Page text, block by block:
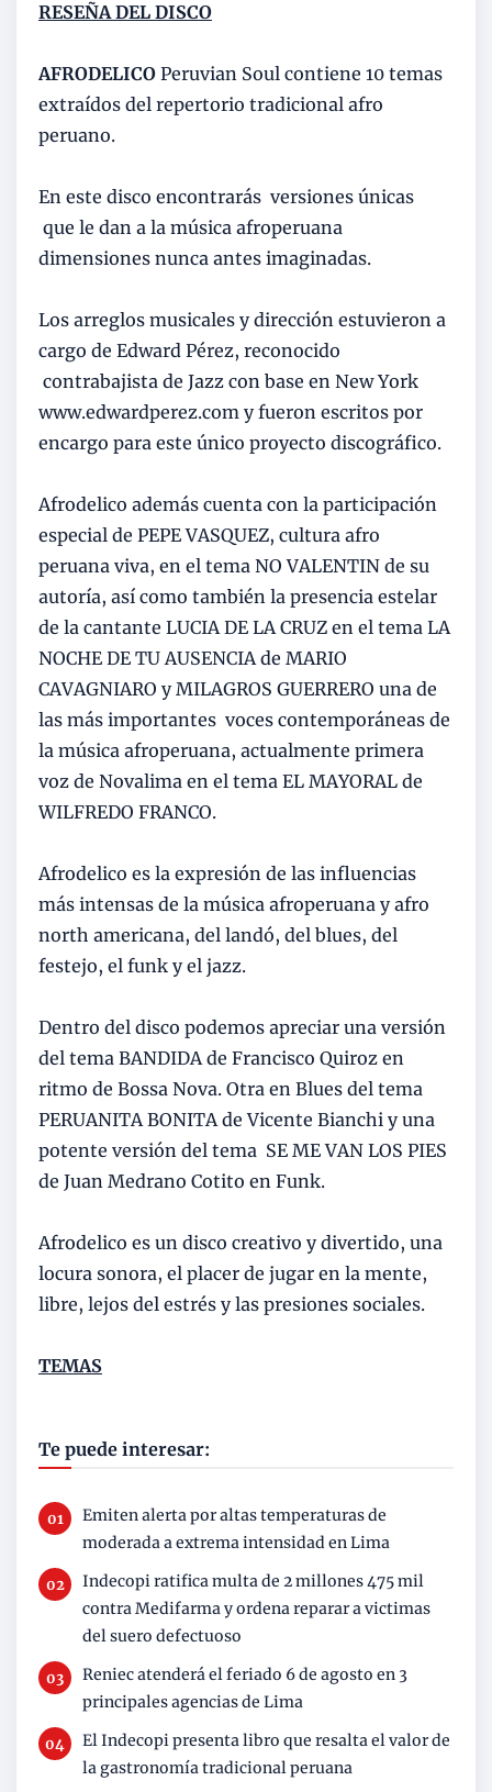
RESEÑA DEL DISCO
AFRODELICO Peruvian Soul contiene 10 temas
extraídos del repertorio tradicional afro
peruano.
En este disco encontrarás versiones únicas
que le dan a la música afroperuana
dimensiones nunca antes imaginadas.
Los arreglos musicales y dirección estuvieron a
cargo de Edward Pérez, reconocido
contrabajista de Jazz con base en New York
www.edwardperez.com y fueron escritos por
encargo para este único proyecto discográfico.
Afrodelico además cuenta con la participación
especial de PEPE VASQUEZ, cultura afro
peruana viva, en el tema NO VALENTIN de su
autoría, así como también la presencia estelar
de la cantante LUCIA DE LA CRUZ en el tema LA
NOCHE DE TU AUSENCIA de MARIO
CAVAGNIARO y MILAGROS GUERRERO una de
las más importantes voces contemporáneas de
la música afroperuana, actualmente primera
voz de Novalima en el tema EL MAYORAL de
WILFREDO FRANCO.
Afrodelico es la expresión de las influencias
más intensas de la música afroperuana y afro
north americana, del landó, del blues, del
festejo, el funk y el jazz.
Dentro del disco podemos apreciar una versión
del tema BANDIDA de Francisco Quiroz en
ritmo de Bossa Nova. Otra en Blues del tema
PERUANITA BONITA de Vicente Bianchi y una
potente versión del tema SE ME VAN LOS PIES
de Juan Medrano Cotito en Funk.
Afrodelico es un disco creativo y divertido, una
locura sonora, el placer de jugar en la mente,
libre, lejos del estrés y las presiones sociales.
TEMAS
Te puede interesar:
Emiten alerta por altas temperaturas de
moderada a extrema intensidad en Lima
Indecopi ratifica multa de 2 millones 475 mil
contra Medifarma y ordena reparar a victimas
del suero defectuoso
Reniec atenderá el feriado 6 de agosto en 3
principales agencias de Lima
El Indecopi presenta libro que resalta el valor de
la gastronomía tradicional peruana